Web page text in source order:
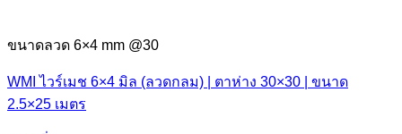
ขนาดลวด 6×4 mm @30
WMI ไวร์เมช 6×4 มิล (ลวดกลม) | ตาห่าง 30×30 | ขนาด
2.5×25 เมตร